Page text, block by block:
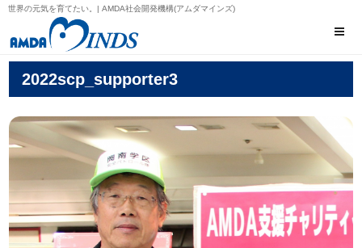
世界の元気を育てたい。| AMDA社会開発機構(アムダマインズ)
2022scp_supporter3